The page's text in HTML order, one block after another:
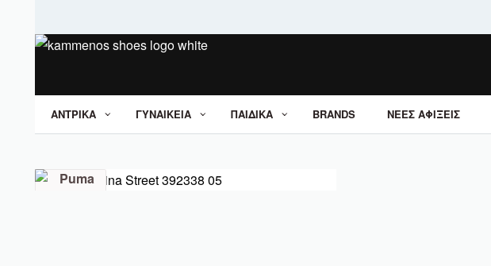
ΑΝΤΡΙΚΑ ΓΥΝΑΙΚΕΙΑ ΠΑΙΔΙΚΑ BRANDS ΝΕΕΣ ΑΦΙΞΕΙΣ